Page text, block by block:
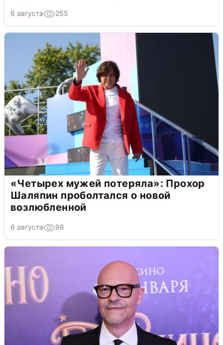
6 августа 255
«Четырех мужей потеряла»: Прохор
Шаляпин проболтался о новой
возлюбленной
6 августа 98